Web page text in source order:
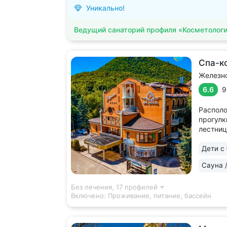
Уникально!
Ведущий санаторий профиля
Спа-
6.6
до
и ужин
Дети с
Сауна
Без лечения, 17 профилей
Включено: Проживание, питание, бассейн